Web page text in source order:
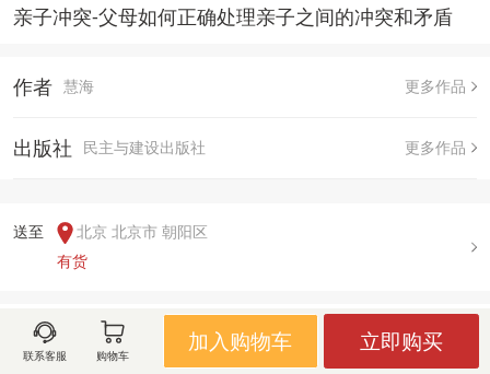
亲子冲突-父母如何正确处理亲子之间的冲突和矛盾
作者 慧海 更多作品
出版社 民主与建设出版社 更多作品
送至
北京 北京市 朝阳区
有货
用户评论(
联系客服 购物车
加入购物车 立即购买